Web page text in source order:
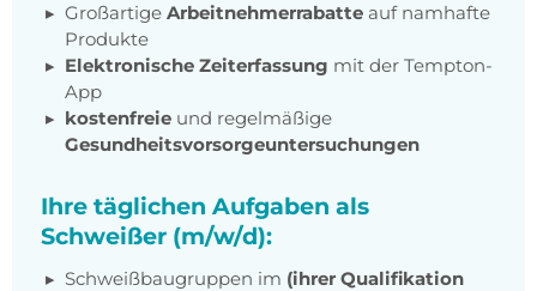
Großartige Arbeitnehmerrabatte auf namhafte
Produkte
Elektronische Zeiterfassung mit der Tempton-
App
kostenfreie und regelmäßige
Gesundheitsvorsorgeuntersuchungen
Ihre täglichen Aufgaben als
Schweißer (m/w/d):
Schweißbaugruppen im (ihrer Qualifikation